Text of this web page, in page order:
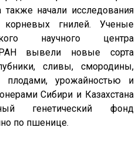
начали исследования
гнилей. Ученые
научного центра
РАН вывели новые сорта
сливы, смородины,
плодами, урожайностью и
Сибири и Казахстана
генетический фонд
по пшенице.